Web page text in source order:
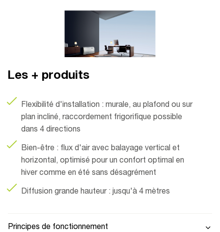
Les + produits
Flexibilité d'installation : murale, au plafond ou sur
plan incliné, raccordement frigorifique possible
dans 4 directions
Bien-être : flux d'air avec balayage vertical et
horizontal, optimisé pour un confort optimal en
hiver comme en été sans désagrément
Diffusion grande hauteur : jusqu'à 4 mètres
Principes de fonctionnement